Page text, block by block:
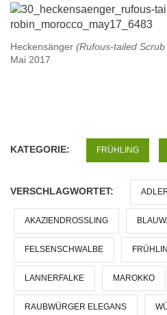
Heckensänger (Rufous-tailed Scrub
Mai 2017
KATEGORIE: FRÜHLING
VERSCHLAGWORTET:
AKAZIENDROSSLING
FELSENSCHWALBE
LANNERFALKE MAROKKO
RAUBWÜRGER ELEGANS